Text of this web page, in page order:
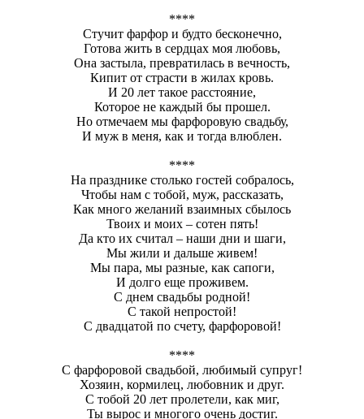
****
Стучит фарфор и будто бесконечно,
Готова жить в сердцах моя любовь,
Она застыла, превратилась в вечность,
Кипит от страсти в жилах кровь.
И 20 лет такое расстояние,
Которое не каждый бы прошел.
Но отмечаем мы фарфоровую свадьбу,
И муж в меня, как и тогда влюблен.
****
На празднике столько гостей собралось,
Чтобы нам с тобой, муж, рассказать,
Как много желаний взаимных сбылось
Твоих и моих – сотен пять!
Да кто их считал – наши дни и шаги,
Мы жили и дальше живем!
Мы пара, мы разные, как сапоги,
И долго еще проживем.
С днем свадьбы родной!
С такой непростой!
С двадцатой по счету, фарфоровой!
****
С фарфоровой свадьбой, любимый супруг!
Хозяин, кормилец, любовник и друг.
С тобой 20 лет пролетели, как миг,
Ты вырос и многого очень достиг.